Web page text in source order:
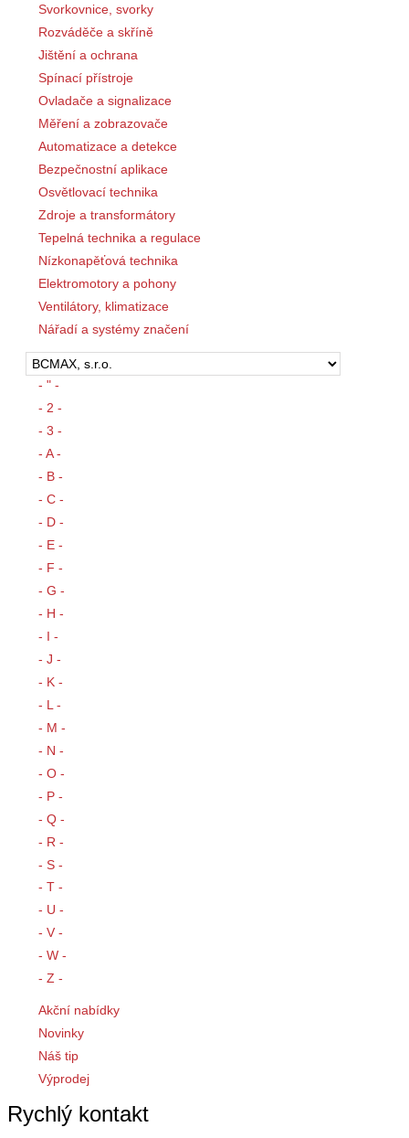
Svorkovnice, svorky
Rozváděče a skříně
Jištění a ochrana
Spínací přístroje
Ovladače a signalizace
Měření a zobrazovače
Automatizace a detekce
Bezpečnostní aplikace
Osvětlovací technika
Zdroje a transformátory
Tepelná technika a regulace
Nízkonapěťová technika
Elektromotory a pohony
Ventilátory, klimatizace
Nářadí a systémy značení
- " -
- 2 -
- 3 -
- A -
- B -
- C -
- D -
- E -
- F -
- G -
- H -
- I -
- J -
- K -
- L -
- M -
- N -
- O -
- P -
- Q -
- R -
- S -
- T -
- U -
- V -
- W -
- Z -
Akční nabídky
Novinky
Náš tip
Výprodej
Rychlý kontakt